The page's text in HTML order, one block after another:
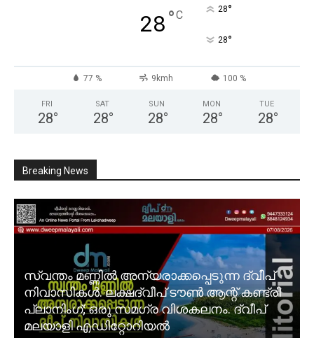
28°C 28°
28°
77 % 9kmh 100 %
FRI
28°
SAT
28°
SUN
28°
MON
28°
TUE
28°
Breaking News
സ്വന്തം മണ്ണിൽ അന്യരാക്കപ്പെടുന്ന ദ്വീപ്
നിവാസികൾ. ലക്ഷദ്വീപ് ടൗൺ ആന്റ് കണ്ട്രി
പ്ലാനിംഗ്; ഒരു സമഗ്ര വിശകലനം. ദ്വീപ്
മലയാളി എഡിറ്റോറിയൽ